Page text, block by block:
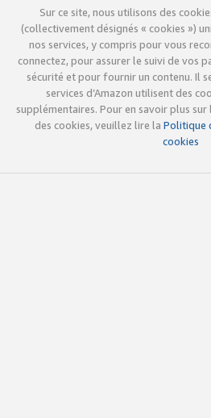
Sur ce site, nous utilisons des
(collectivement désignés « cookies »)
nos services, y compris pour vous
connectez, pour assurer le suivi de vos
sécurité et pour fournir un contenu. Il
services d’Amazon utilisent des
supplémentaires. Pour en savoir plus
des cookies, veuillez lire la Politique
cookies